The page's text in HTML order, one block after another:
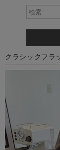
クラシックフラ